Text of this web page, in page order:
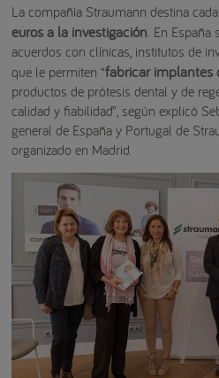
La compañía Straumann destina
euros a la investigación . En
acuerdos con clínicas, institutos de
que le permiten “fabricar implantes
productos de prótesis dental y de
calidad y fiabilidad”, según explicó
general de España y Portugal de
organizado en Madrid.